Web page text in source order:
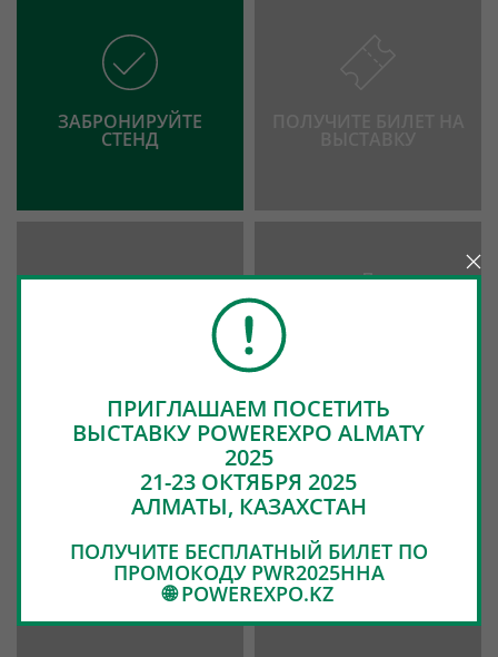
ЗАБРОНИРУЙТЕ
СТЕНД
ПОДДЕРЖКА И ИТОГИ POWEREXPO
ASTANA 2022
ПРИГЛАШАЕМ ПОСЕТИТЬ
ВЫСТАВКУ POWEREXPO ALMATY
2025
21-23 ОКТЯБРЯ 2025
АЛМАТЫ, КАЗАХСТАН
ПОЛУЧИТЕ БЕСПЛАТНЫЙ БИЛЕТ ПО
ПРОМОКОДУ PWR2025HHA
🌐 POWEREXPO.KZ